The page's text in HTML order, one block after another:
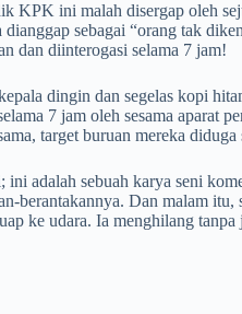
KPK ini malah disergap oleh
sebagai “orang tak
dan diinterogasi selama 7 jam!
dingin dan segelas kopi
7 jam oleh sesama aparat
target buruan mereka
ini adalah sebuah karya seni
berantakannya. Dan malam
ke udara. Ia menghilang